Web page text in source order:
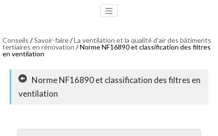
Conseils /Savoir-faire/La ventilation et la qualité d’air des bâtiments
tertiaires en rénovation / Norme NF16890 et classification des filtres
en ventilation
Norme NF16890 et classification des filtres en
ventilation